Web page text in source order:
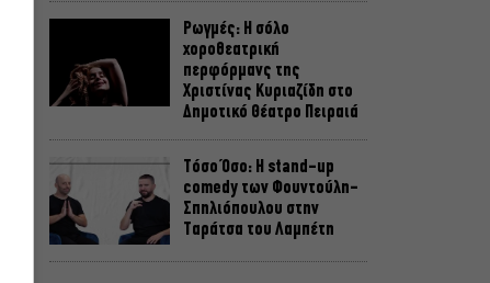
Ρωγμές: Η σόλο
χοροθεατρική
περφόρμανς της
Χριστίνας Κυριαζίδη στο
Δημοτικό Θέατρο Πειραιά
Τόσο Όσο: Η stand-up
comedy των Φουντούλη-
Σπηλιόπουλου στην
Ταράτσα του Λαμπέτη